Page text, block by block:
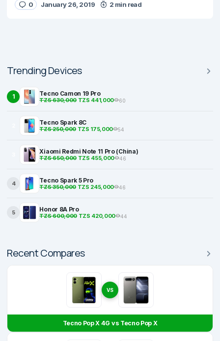
0 January 26, 2019 2 min read
Trending Devices
1 Tecno Camon 19 Pro
TZS 630,000TZS 441,000 60
Tecno Spark 8C
TZS 250,000TZS 175,000 54
Xiaomi Redmi Note 11 Pro (China)
TZS 650,000TZS 455,000 46
4 Tecno Spark 5 Pro
TZS 350,000TZS 245,000 46
5 Honor 8A Pro
TZS 600,000TZS 420,000 44
Recent Compares
VS
Tecno Pop X 4G vs Tecno Pop X